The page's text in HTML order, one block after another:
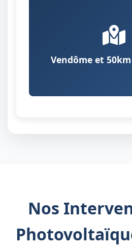
Vendôme et
Nos